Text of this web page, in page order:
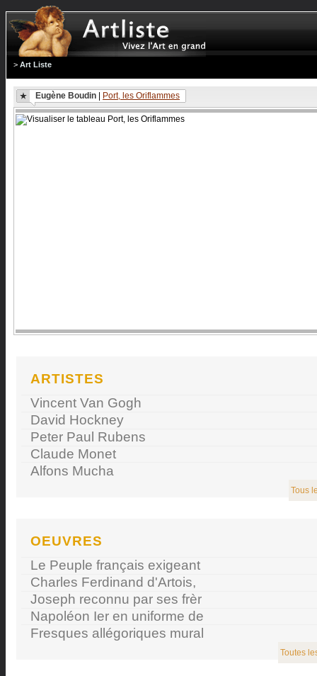
> Art Liste
Eugène Boudin Port, les Oriflammes
ARTISTES
Vincent Van Gogh
David Hockney
Peter Paul Rubens
Claude Monet
Alfons Mucha
Tous
OEUVRES
Le Peuple français exigeant
Charles Ferdinand d'Artois,
Joseph reconnu par ses frèr
Napoléon Ier en uniforme de
Fresques allégoriques mural
Toutes